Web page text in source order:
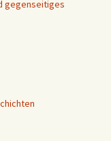
gegenseitiges